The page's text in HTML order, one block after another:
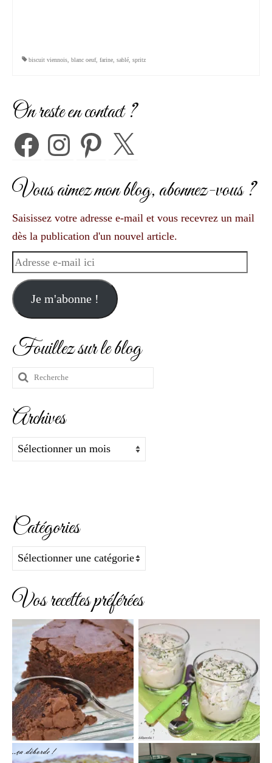
biscuit viennois blanc oeuf, farine sablé spritz
On reste en contact ?
FacebookInstagramPinterest X
Vous aimez mon blog, abonnez-vous ?
Saisissez votre adresse e-mail et vous recevrez un mail
dès la publication d'un nouvel article.
Adresse
mail
ici
Je m'abonne !
Fouillez sur le blog
Rechercher
Archives
Archives
Catégories
Catégories
Vos recettes préférées